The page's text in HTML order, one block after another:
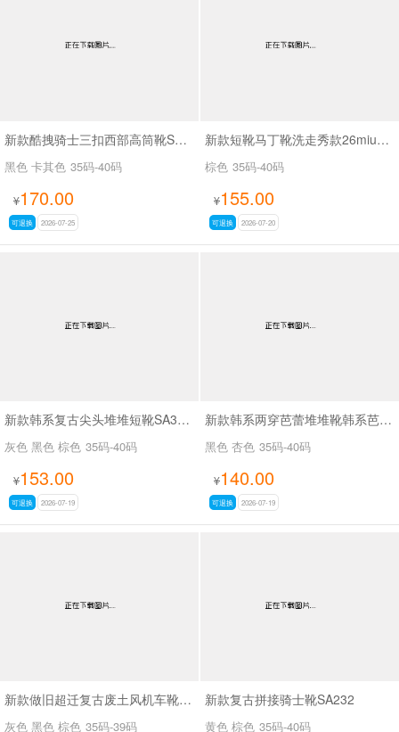
新款酷拽骑士三扣西部高筒靴SA8042
黑色 卡其色 35码-40码
¥170.00
可退换 2026-07-25
新款短靴马丁靴洗走秀款26miuSA1061
棕色 35码-40码
¥155.00
可退换 2026-07-20
新款韩系复古尖头堆堆短靴SA3050-2
灰色 黑色 棕色 35码-40码
¥153.00
可退换 2026-07-19
新款韩系两穿芭蕾堆堆靴韩系芭蕾两穿靴SA3030
黑色 杏色 35码-40码
¥140.00
可退换 2026-07-19
新款做旧超迁复古废土风机车靴SA8036
灰色 黑色 棕色 35码-39码
新款复古拼接骑士靴SA232
黄色 棕色 35码-40码